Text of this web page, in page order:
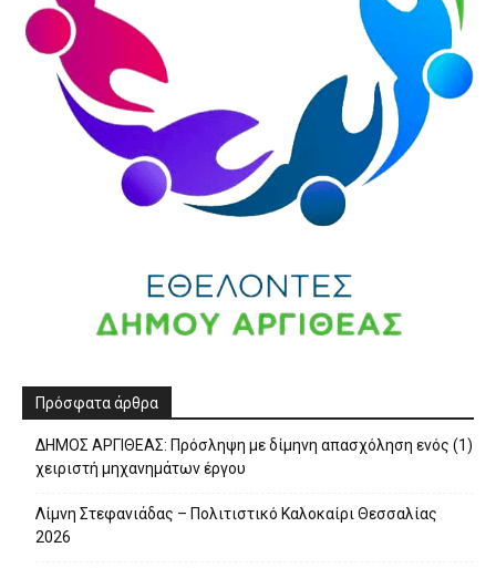
Πρόσφατα άρθρα
ΔΗΜΟΣ ΑΡΓΙΘΕΑΣ: Πρόσληψη με δίμηνη απασχόληση ενός (1)
χειριστή μηχανημάτων έργου
Λίμνη Στεφανιάδας – Πολιτιστικό Καλοκαίρι Θεσσαλίας
2026